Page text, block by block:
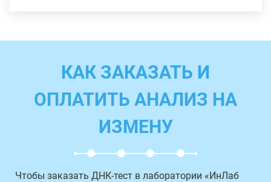
КАК ЗАКАЗАТЬ И
ОПЛАТИТЬ АНАЛИЗ НА
ИЗМЕНУ
Чтобы заказать ДНК-тест в лаборатории «ИнЛаб